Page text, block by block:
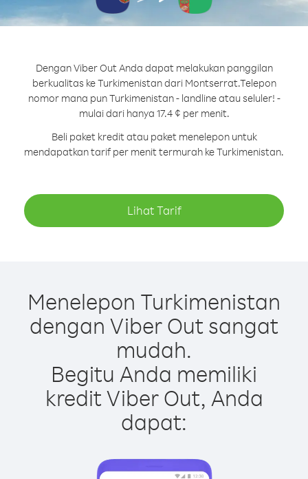
Dengan Viber Out Anda dapat melakukan panggilan
berkualitas ke Turkimenistan dari Montserrat.Telepon
nomor mana pun Turkimenistan - landline atau seluler! -
mulai dari hanya 17.4 ¢ per menit.
Beli paket kredit atau paket menelepon untuk
mendapatkan tarif per menit termurah ke Turkimenistan.
Lihat Tarif
Menelepon Turkimenistan
dengan Viber Out sangat
mudah.
Begitu Anda memiliki
kredit Viber Out, Anda
dapat: